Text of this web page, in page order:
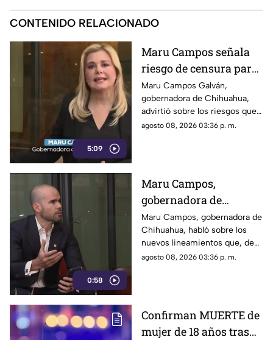
CONTENIDO RELACIONADO
5:09
Maru Campos señala
riesgo de censura para
medios y periodistas
ante nuevos
lineamientos de
audiencias
Maru Campos Galván,
gobernadora de Chihuahua,
advirtió sobre los riesgos que
podrían representar los nuevos
utilizarse para sancionar a
medios y periodistas críticos.
agosto 08, 2026 03:36 p. m.
0:58
Maru Campos,
gobernadora de
Chihuahua, advierte
riesgo para la libertad
de expresión
Maru Campos, gobernadora de
Chihuahua, habló sobre los
nuevos lineamientos que, de
acuerdo con su postura,
Gobierno Federal.
agosto 08, 2026 03:36 p. m.
Confirman MUERTE de
mujer de 18 años tras